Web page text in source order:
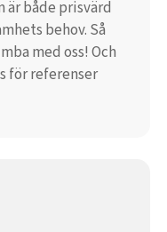
är både prisvärd
behov. Så
med oss! Och
för referenser